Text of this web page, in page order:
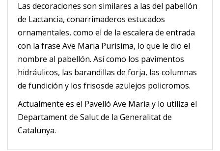
Las decoraciones son similares a las del pabellón
de Lactancia, conarrimaderos estucados
ornamentales, como el de la escalera de entrada
con la frase Ave Maria Purisima, lo que le dio el
nombre al pabellón. Así como los pavimentos
hidráulicos, las barandillas de forja, las columnas
de fundición y los frisosde azulejos policromos.
Actualmente es el Pavelló Ave Maria y lo utiliza el
Departament de Salut de la Generalitat de
Catalunya.